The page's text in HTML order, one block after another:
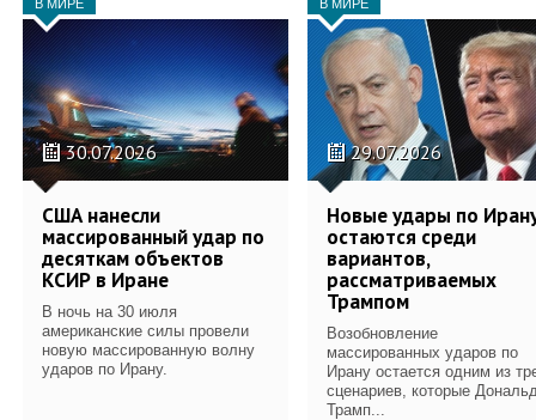
В МИРЕ
30.07.2026
США нанесли
массированный удар по
десяткам объектов
КСИР в Иране
В ночь на 30 июля
американские силы провели
новую массированную волну
ударов по Ирану.
В МИРЕ
29.07.2026
Новые удары по
остаются среди
вариантов,
рассматриваемых
Трампом
Возобновление
массированных ударов по
Ирану остается одним из
сценариев, которые
Трамп...